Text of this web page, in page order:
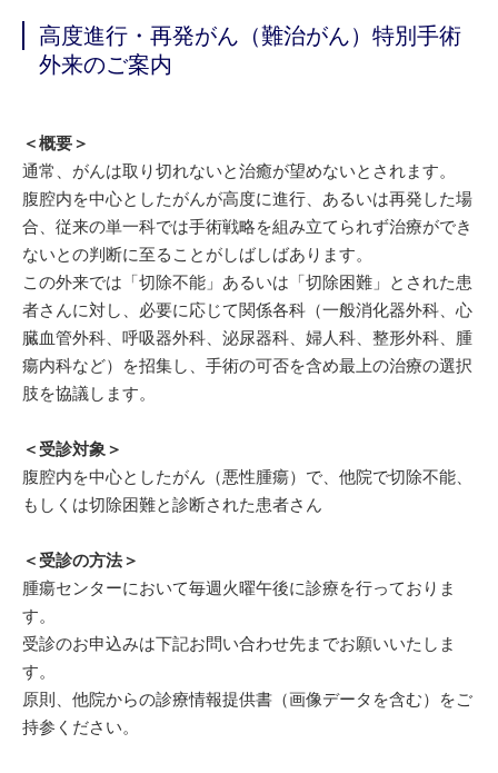
高度進行・再発がん（難治がん）特別手術
外来のご案内
＜概要＞
通常、がんは取り切れないと治癒が望めないとされます。
腹腔内を中心としたがんが高度に進行、あるいは再発した場
合、従来の単一科では手術戦略を組み立てられず治療ができ
ないとの判断に至ることがしばしばあります。
この外来では「切除不能」あるいは「切除困難」とされた患
者さんに対し、必要に応じて関係各科（一般消化器外科、心
臓血管外科、呼吸器外科、泌尿器科、婦人科、整形外科、腫
瘍内科など）を招集し、手術の可否を含め最上の治療の選択
肢を協議します。
＜受診対象＞
腹腔内を中心としたがん（悪性腫瘍）で、他院で切除不能、
もしくは切除困難と診断された患者さん
＜受診の方法＞
腫瘍センターにおいて毎週火曜午後に診療を行っておりま
す。
受診のお申込みは下記お問い合わせ先までお願いいたしま
す。
原則、他院からの診療情報提供書（画像データを含む）をご
持参ください。